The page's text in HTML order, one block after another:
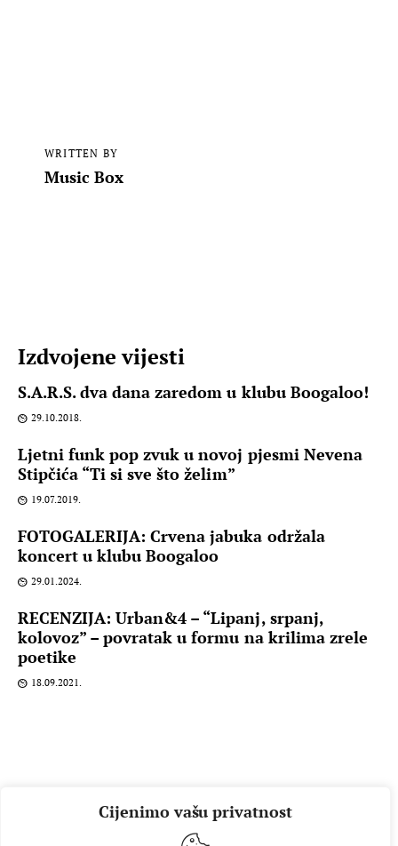
Cijenimo vašu privatnost
WRITTEN BY
Music Box
Izdvojene vijesti
S.A.R.S. dva dana zaredom u klubu Boogaloo!
29.10.2018.
Ljetni funk pop zvuk u novoj pjesmi Nevena
Stipčića “Ti si sve što želim”
19.07.2019.
FOTOGALERIJA: Crvena jabuka održala
koncert u klubu Boogaloo
29.01.2024.
RECENZIJA: Urban&4 – “Lipanj, srpanj,
kolovoz” – povratak u formu na krilima zrele
poetike
18.09.2021.